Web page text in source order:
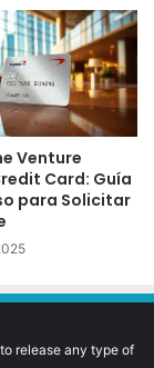
Venture
Card: Guía
para Solicitar
release any type of